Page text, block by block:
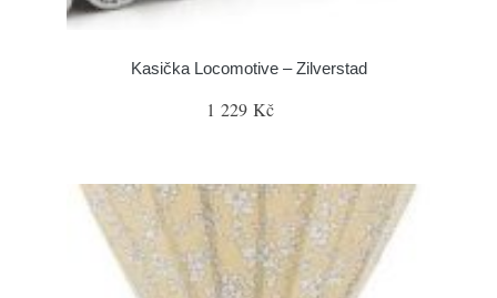
Kasička Locomotive – Zilverstad
1 229 Kč